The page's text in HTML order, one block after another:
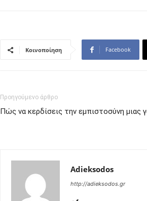
Κοινοποίηση Facebook
Προηγούμενο άρθρο
Πώς να κερδίσεις την εμπιστοσύνη μιας
Adieksodos
http://adieksodos.gr